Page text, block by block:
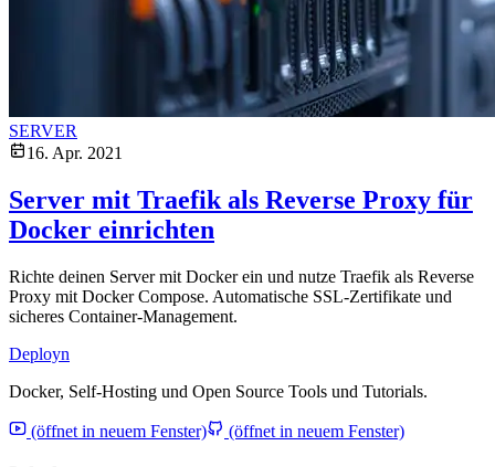
SERVER
16. Apr. 2021
Server mit Traefik als Reverse Proxy für
Docker einrichten
Richte deinen Server mit Docker ein und nutze Traefik als Reverse
Proxy mit Docker Compose. Automatische SSL-Zertifikate und
sicheres Container-Management.
Deployn
Docker, Self-Hosting und Open Source Tools und Tutorials.
(öffnet in neuem Fenster) (öffnet in neuem Fenster)